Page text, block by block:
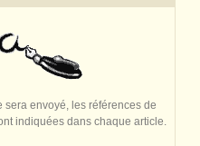
sera envoyé, les références de
indiquées dans chaque article.